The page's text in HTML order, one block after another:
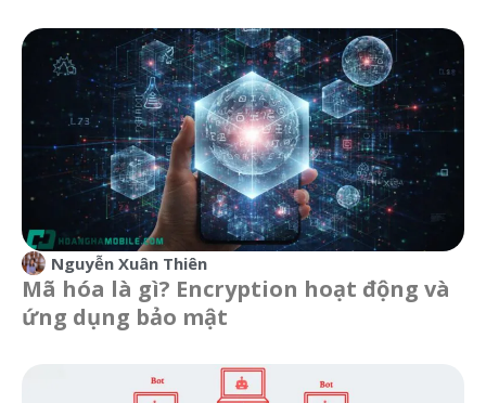
Nguyễn Xuân Thiên
Mã hóa là gì? Encryption hoạt động và
ứng dụng bảo mật